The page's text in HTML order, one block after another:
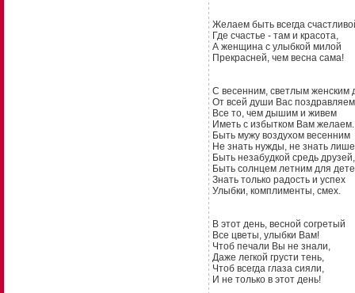
Желаем быть всегда
Где счастье - там и красота,
А женщина с улыбкой милой
Прекрасней, чем весна сама!
С весенним, светлым женским
От всей души Вас
Все то, чем дышим и живем
Иметь с избытком Вам желаем.
Быть мужу воздухом весенним
Не знать нужды, не знать
Быть незабудкой средь друзей,
Быть солнцем летним для
Знать только радость и успех
Улыбки, комплименты, смех.
В этот день, весной согретый
Все цветы, улыбки Вам!
Чтоб печали Вы не знали,
Даже легкой грусти тень,
Чтоб всегда глаза сияли,
И не только в этот день!